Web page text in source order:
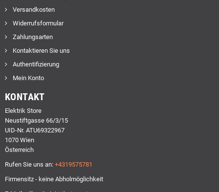
Versandkosten
Widerrufsformular
Zahlungsarten
Kontaktieren Sie uns
Authentifizierung
Mein Konto
KONTAKT
Elektrik Store
Neustiftgasse 66/3/15
UID-Nr. ATU69322967
1070 Wien
Österreich
Rufen Sie uns an: +4319575781
Firmensitz - keine Abholmöglichkeit